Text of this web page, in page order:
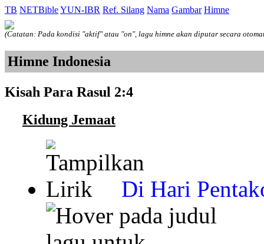
TB NETBibleYUN-IBR Ref. Silang Nama Gambar Himne
(Catatan: Pada kondisi "aktif" atau "on", lagu himne akan diputar secara
Himne Indonesia
Kisah Para Rasul 2:4
Kidung Jemaat
Di Hari